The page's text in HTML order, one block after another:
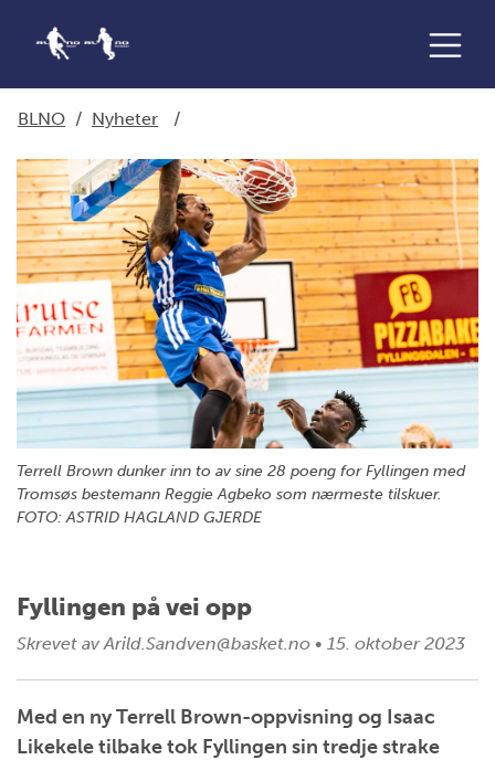
BLNO / Nyheter /
Terrell Brown dunker inn to av sine 28 poeng for Fyllingen med
Tromsøs bestemann Reggie Agbeko som nærmeste tilskuer.
FOTO: ASTRID HAGLAND GJERDE
Fyllingen på vei opp
Skrevet av Arild.Sandven@basket.no • 15. oktober 2023
Med en ny Terrell Brown-oppvisning og Isaac
Likekele tilbake tok Fyllingen sin tredje strake